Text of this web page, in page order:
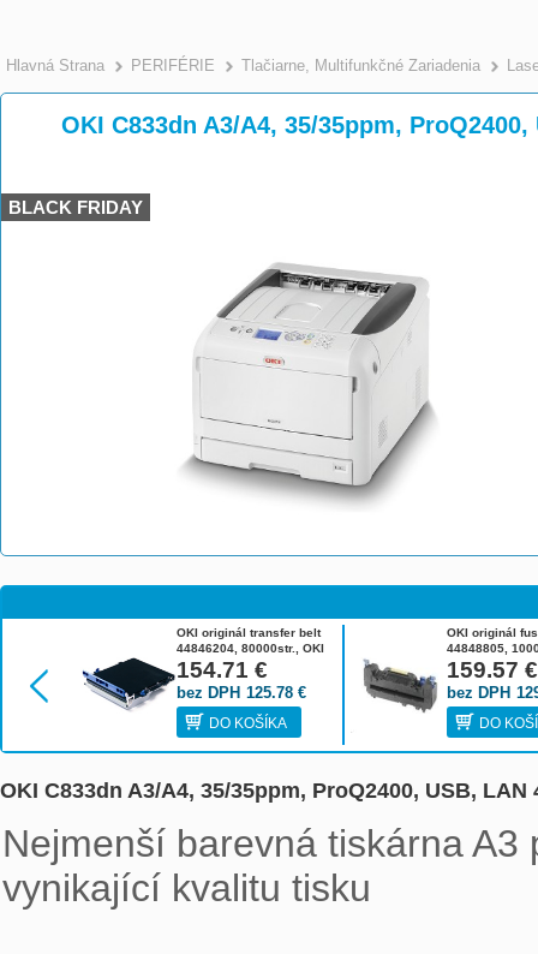
Hlavná Strana >
PERIFÉRIE >
Tlačiarne, Multifunkčné Zariadenia
OKI C833dn A3/A4, 35/35ppm, ProQ2400,
BLACK FRIDAY
OKI originál transfer belt
44846204, 80000str., OKI
C822, 831, 841, MC853,
MC873
154.71 €
125.78 €
bez DPH
DO KOŠÍKA
OKI originál
44848805,
C831, 841,
159.57
bez DPH
DO
OKI C833dn A3/A4, 35/35ppm, ProQ2400, USB, LAN
Nejmenší barevná tiskárna
vynikající kvalitu tisku